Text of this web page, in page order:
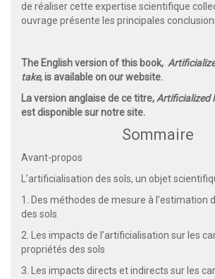
de réaliser cette expertise scientifique
ouvrage présente les principales
The English version of this book,
take, is available on our website.
La version anglaise de ce titre, Artificialized
est disponible sur notre site.
Sommaire
Avant-propos
L’artificialisation des sols, un objet
1. Des méthodes de mesure à l’estimation
des sols
2. Les impacts de l’artificialisation sur les
propriétés des sols
3. Les impacts directs et indirects sur les